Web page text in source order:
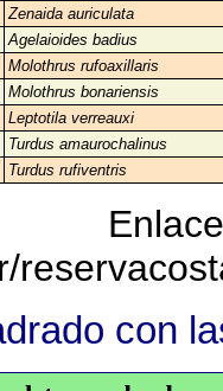
Zenaida auriculata
Agelaioides badius
Molothrus rufoaxillaris
Molothrus bonariensis
Leptotila verreauxi
Turdus amaurochalinus
Turdus rufiventris
con